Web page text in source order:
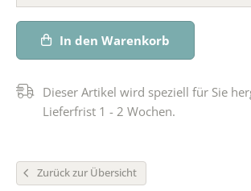
In den Warenkorb
Dieser Artikel wird speziell für Sie
Lieferfrist 1 - 2 Wochen.
Zurück zur Übersicht